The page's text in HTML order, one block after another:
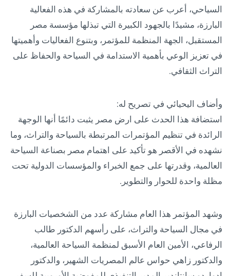
السياحي، أعرب عن سعادته بالمشاركة في هذه الفعالية
البارزة، مشيدًا بالجهود الكبيرة التي تبذلها مؤسسة مصر
المستقبل، الجهة المنظمة للمؤتمر، وبتنوع الفعاليات وأهميتها
في تعزيز الوعي بأهمية الاستدامة في السياحة والحفاظ على
التراث الثقافي.
وأضاف اليحيائي في تصريح له:
استضافة هذا الحدث على ارض مصر يثبت دائمًا أنها الوجهة
الرائدة في تنظيم المؤتمرات المرتبطة بالسياحة والتراث، وما
نشهده في الأقصر هو تأكيد على اهتمام مصر بصناعة السياحة
العالمية، وقدرتها على جمع الخبراء والمؤسسات الدولية تحت
مظلة واحدة للحوار والتطوير.
وشهد المؤتمر هذا العام مشاركة عدد من الشخصيات البارزة
في مجال السياحة والتراث، على رأسهم الدكتور طالب
الرفاعي، الأمين العام الأسبق لمنظمة السياحة العالمية،
والدكتور زاهي حواس عالم المصريات الشهير، والدكتور